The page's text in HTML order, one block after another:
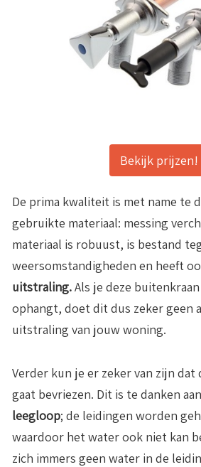
Bekijk prijzen!
De prima kwaliteit is met name te
gebruikte materiaal: messing
materiaal is robuust, is bestand
weersomstandigheden en heeft
uitstraling.Als je deze
ophangt, doet dit dus zeker geen
uitstraling van jouw woning.
Verder kun je er zeker van zijn dat
gaat bevriezen. Dit is te danken
leegloop; de leidingen worden
waardoor het water ook niet kan
zich immers geen water in de